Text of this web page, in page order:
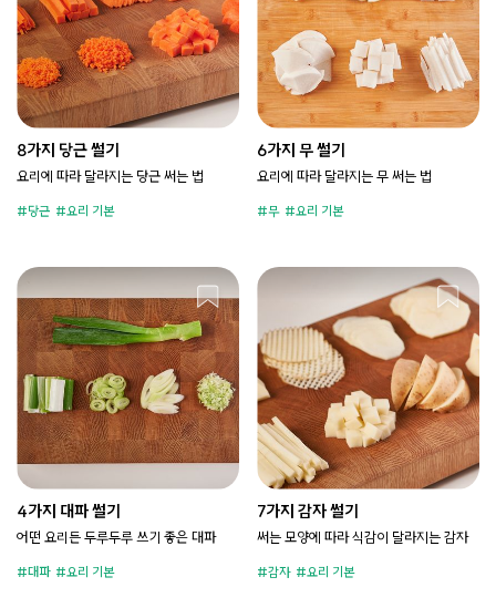
8가지 당근 썰기
요리에 따라 달라지는 당근 써는 법
당근 요리 기본
6가지 무 썰기
요리에 따라 달라지는 무 써는 법
무 요리 기본
4가지 대파 썰기
어떤 요리든 두루두루 쓰기 좋은 대파
대파 요리 기본
7가지 감자 썰기
써는 모양에 따라 식감이 달라지는 감자
감자 요리 기본